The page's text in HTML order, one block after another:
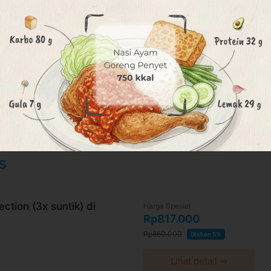
08.00 - 18.00 Minggu: Tutup
hari setelah pembayaran terkonfirmasi
WhatsApp 24 jam sebelum waktu treatment
syarat dan kebijakandi halaman ini
waktu tanpa pemberitahuan dan berlaku
(3x suntik) di
Harga Spesial
Rp817.000
Rp860.000 Diskon 5%
Lihat detail →